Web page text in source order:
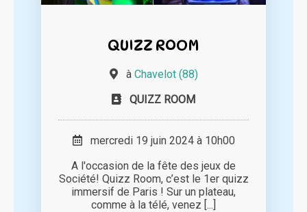
QUIZZ ROOM
à Chavelot (88)
QUIZZ ROOM
mercredi 19 juin 2024 à 10h00
A l'occasion de la fête des jeux de
Société! Quizz Room, c’est le 1er quizz
immersif de Paris ! Sur un plateau,
comme à la télé, venez [...]